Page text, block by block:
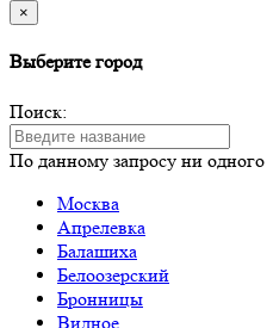
×
Выберите город
Поиск:
По данному запросу ни
Москва
Апрелевка
Балашиха
Белоозерский
Бронницы
Видное